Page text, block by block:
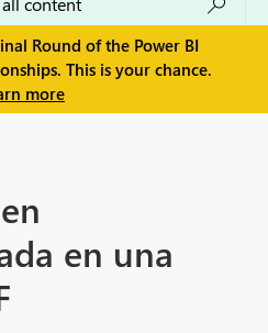
Round of the Power BI
This is your chance.
more
en una